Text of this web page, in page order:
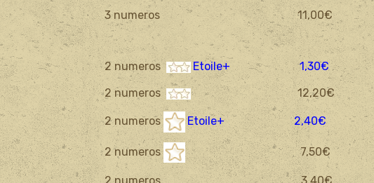
3 numeros 11,00€
2 numeros Etoile+ 1,30€
2 numeros
12,20€
2 numeros Etoile+ 2,40€
2 numeros 7,50€